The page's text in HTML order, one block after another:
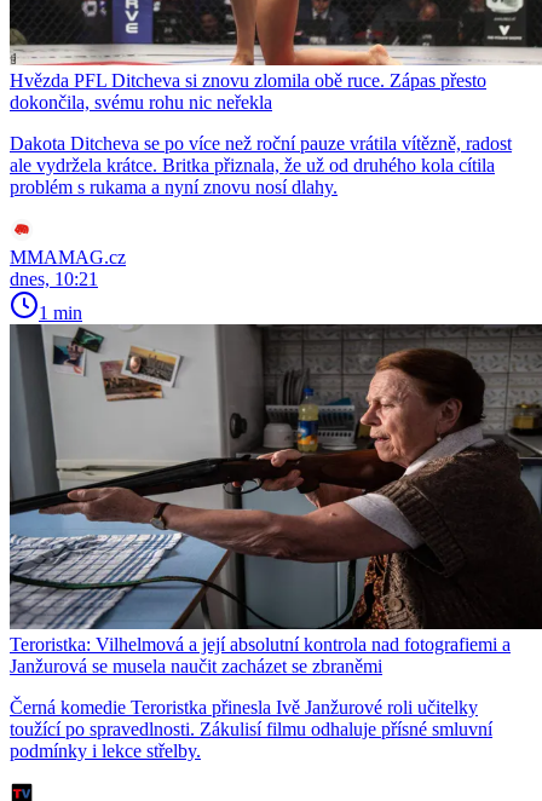
Hvězda PFL Ditcheva si znovu zlomila obě ruce. Zápas přesto
dokončila, svému rohu nic neřekla
Dakota Ditcheva se po více než roční pauze vrátila vítězně, radost
ale vydržela krátce. Britka přiznala, že už od druhého kola cítila
problém s rukama a nyní znovu nosí dlahy.
MMAMAG.cz
dnes, 10:21
1 min
Teroristka: Vilhelmová a její absolutní kontrola nad fotografiemi a
Janžurová se musela naučit zacházet se zbraněmi
Černá komedie Teroristka přinesla Ivě Janžurové roli učitelky
toužící po spravedlnosti. Zákulisí filmu odhaluje přísné smluvní
podmínky i lekce střelby.